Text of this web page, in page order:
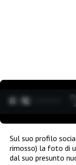
Sul suo profilo
rimosso) la foto di
dal suo presunto